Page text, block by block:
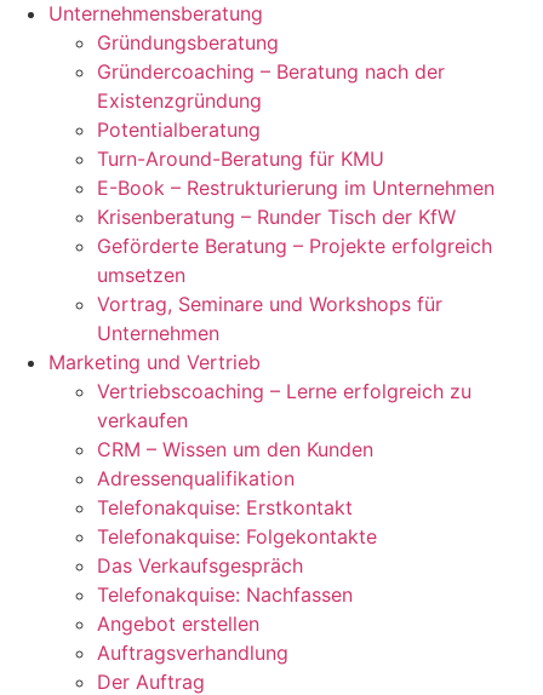
Unternehmensberatung
Gründungsberatung
Gründercoaching – Beratung nach der
Existenzgründung
Potentialberatung
Turn-Around-Beratung für KMU
E-Book – Restrukturierung im Unternehmen
Krisenberatung – Runder Tisch der KfW
Geförderte Beratung – Projekte erfolgreich
umsetzen
Vortrag, Seminare und Workshops für
Unternehmen
Marketing und Vertrieb
Vertriebscoaching – Lerne erfolgreich zu
verkaufen
CRM – Wissen um den Kunden
Adressenqualifikation
Telefonakquise: Erstkontakt
Telefonakquise: Folgekontakte
Das Verkaufsgespräch
Telefonakquise: Nachfassen
Angebot erstellen
Auftragsverhandlung
Der Auftrag